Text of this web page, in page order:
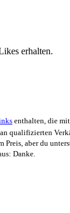
erhalten.
enthalten, die mit
qualifizierten
Preis, aber du
Danke.